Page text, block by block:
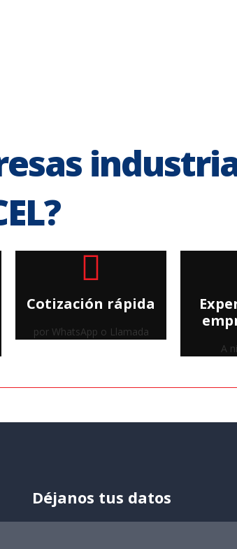
Cotización rápida
por WhatsApp o Llamada
A
Déjanos tus datos